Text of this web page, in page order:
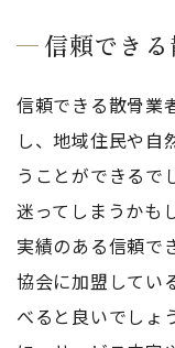
信頼でき
信頼できる散骨業
し、地域住民や自
うことができるで
迷ってしまうかも
実績のある信頼で
協会に加盟してい
べると良いでしょ